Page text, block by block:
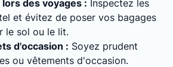
des voyages : Inspectez les
et évitez de poser vos bagages
le sol ou le lit.
d'occasion : Soyez prudent
ou vêtements d'occasion.